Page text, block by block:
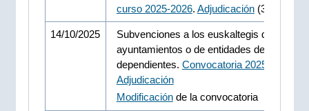
curso 2025-2026. Adjudicación
14/10/2025
Subvenciones a los euskaltegis de los
ayuntamientos o de entidades de ellos
dependientes. Convocatoria 2025-2026
Adjudicación
Modificaciónde la convocatoria